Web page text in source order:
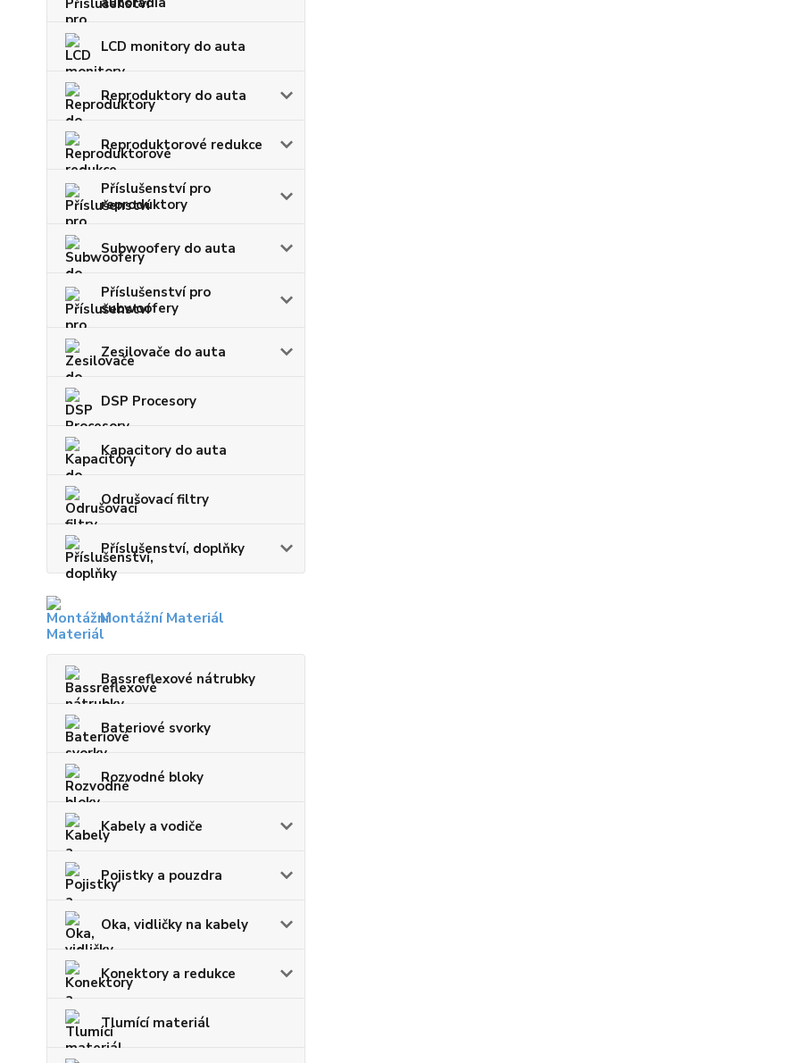
LCD monitory do auta
Reproduktory do auta
Reproduktorové redukce
Příslušenství pro
reproduktory
Subwoofery do auta
Příslušenství pro
subwoofery
Zesilovače do auta
DSP Procesory
Kapacitory do auta
Odrušovací filtry
Příslušenství, doplňky
Montážní Materiál
Bassreflexové nátrubky
Bateriové svorky
Rozvodné bloky
Kabely a vodiče
Pojistky a pouzdra
Oka, vidličky na kabely
Konektory a redukce
Tlumící materiál